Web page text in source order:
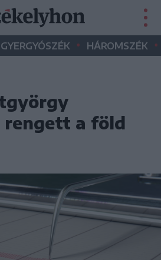
GYERGYÓSZÉK • HÁROMSZÉK •
rengett a föld